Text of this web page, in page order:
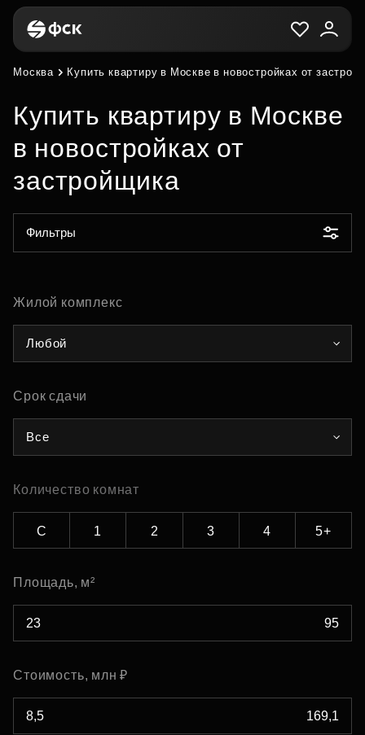
Москва Купить квартиру в Москве в новостройках от
Купить квартиру в Москве
в новостройках от
застройщика
Фильтры
Жилой комплекс
Любой
Срок сдачи
Все
Количество комнат
С 1 2 3 4 5+
Площадь, м²
Стоимость, млн ₽